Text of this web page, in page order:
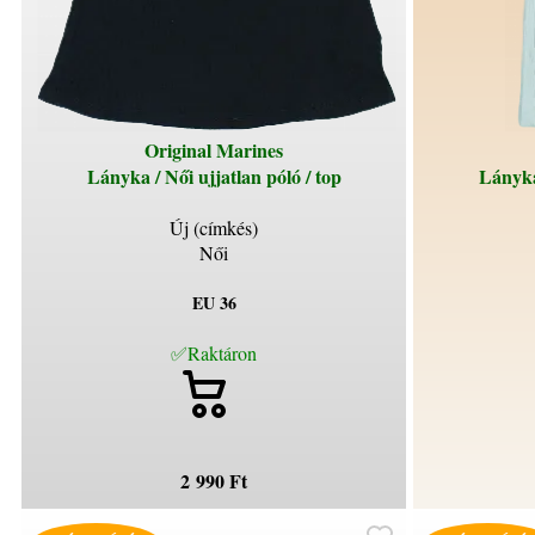
Original Marines
Lányka / Női ujjatlan póló / top
Új (címkés)
Női
EU 36
✅Raktáron
2 990 Ft